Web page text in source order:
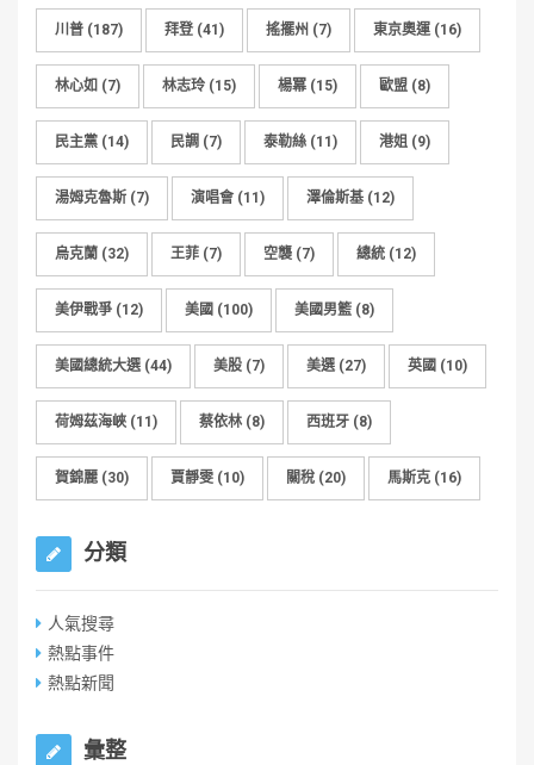
川普 (187) 拜登 (41) 搖擺州 (7) 東京奧運(16)
林心如 (7) 林志玲 (15) 楊冪 (15) 歐盟 (8)
民主黨 (14) 民調 (7) 泰勒絲 (11) 港姐 (9)
湯姆克魯斯 (7) 演唱會 (11) 澤倫斯基 (12)
烏克蘭 (32) 王菲 (7) 空襲 (7) 總統 (12)
美伊戰爭 (12) 美國 (100) 美國男籃 (8)
美國總統大選(44) 美股 (7) 美選(27) 英國 (10)
荷姆茲海峽 (11) 蔡依林 (8) 西班牙 (8)
賀錦麗 (30) 賈靜雯 (10) 關稅 (20) 馬斯克 (16)
分類
人氣搜尋
熱點事件
熱點新聞
彙整